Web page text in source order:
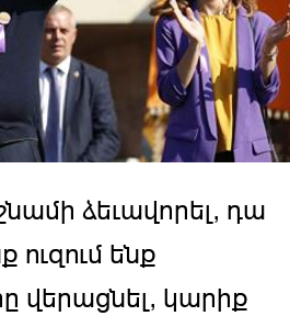
ձեւավորել, դա
ուզում ենք
վերացնել, կարիք